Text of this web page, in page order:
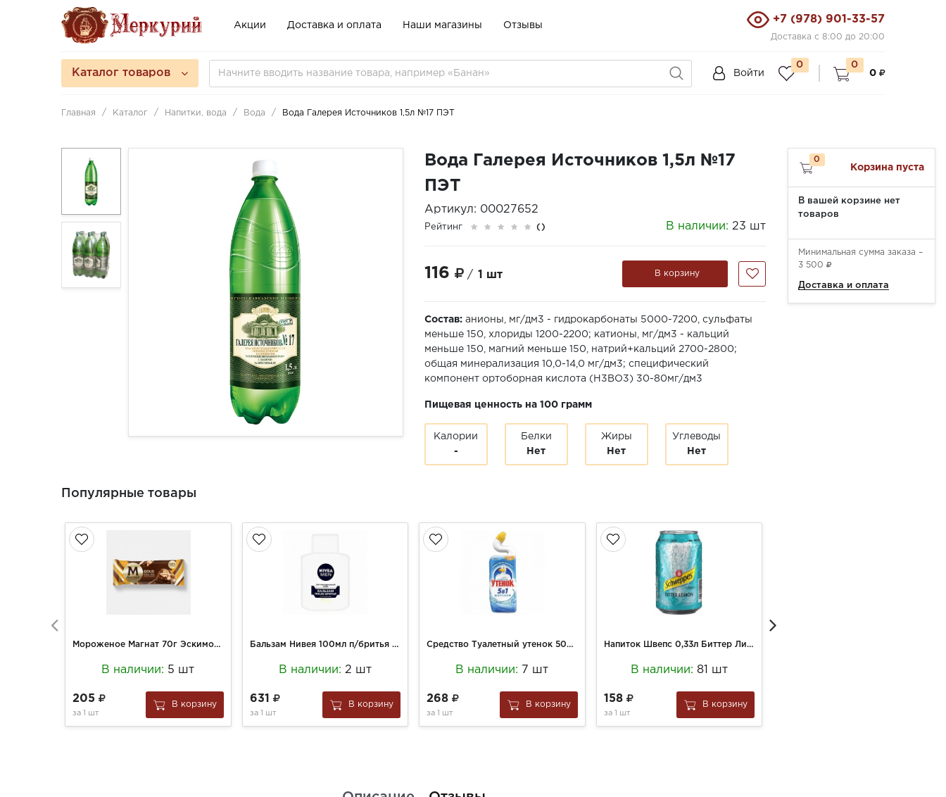
Акции Доставка и оплата Наши магазины Отзывы
+7 (978) 901-33-57
Доставка с 8:00 до 20:00
Каталог товаров Войти
0
0
0
Главная Каталог Напитки, вода Вода Вода Галерея Источников 1,5л №17 ПЭТ
Вода Галерея Источников 1,5л №17
ПЭТ
Артикул: 00027652
Рейтинг () В наличии: 23 шт
116 / 1 шт В корзину
Состав: анионы, мг/дм3 - гидрокарбонаты 5000-7200, сульфаты
меньше 150, хлориды 1200-2200; катионы, мг/дм3 - кальций
меньше 150, магний меньше 150, натрий+кальций 2700-2800;
общая минерализация 10,0-14,0 мг/дм3; специфический
компонент ортоборная кислота (Н3ВО3) 30-80мг/дм3
Пищевая ценность на 100 грамм
Калории
-
Белки
Нет
Жиры
Нет
Углеводы
Нет
Популярные товары
Мороженое Магнат 70г Эскимо GOLD КРЕМ-ЧИЗ соленая карамель (24)
В наличии: 5 шт
205
за 1 шт
В корзину
Бальзам Нивея 100мл п/бритья успокаивающий д/чувствительной кожи
В наличии: 2 шт
631
за 1 шт
В корзину
Средство Туалетный утенок 500мл д/туалета 5 в1 Морской
В наличии: 7 шт
268
за 1 шт
В корзину
Напиток Швепс 0,33л Биттер Лимон ж/б
В наличии: 81 шт
158
за 1 шт
В корзину
0
Корзина пуста
В вашей корзине нет
товаров
Минимальная сумма заказа –
3 500
Доставка и оплата